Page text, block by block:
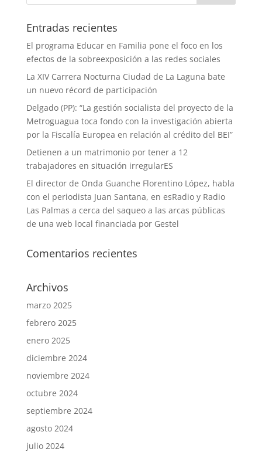
Entradas recientes
El programa Educar en Familia pone el foco en los
efectos de la sobreexposición a las redes sociales
La XIV Carrera Nocturna Ciudad de La Laguna bate
un nuevo récord de participación
Delgado (PP): “La gestión socialista del proyecto de la
Metroguagua toca fondo con la investigación abierta
por la Fiscalía Europea en relación al crédito del BEI”
Detienen a un matrimonio por tener a 12
trabajadores en situación irregularES
El director de Onda Guanche Florentino López, habla
con el periodista Juan Santana, en esRadio y Radio
Las Palmas a cerca del saqueo a las arcas públicas
de una web local financiada por Gestel
Comentarios recientes
Archivos
marzo 2025
febrero 2025
enero 2025
diciembre 2024
noviembre 2024
octubre 2024
septiembre 2024
agosto 2024
julio 2024